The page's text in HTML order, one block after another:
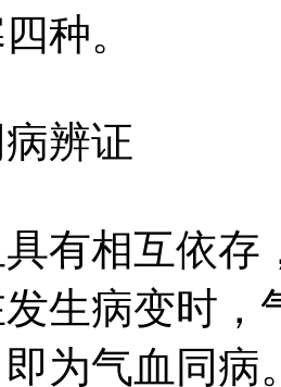
种。
辨证
相互依存
生病变时
为气血同病